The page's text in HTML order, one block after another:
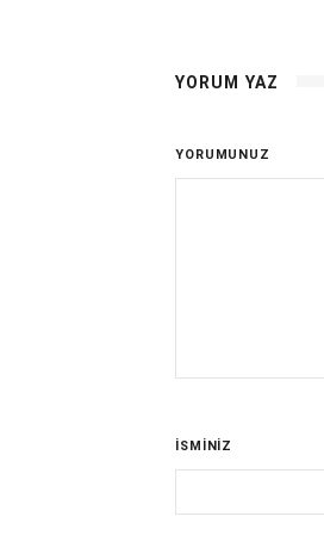
YORUM YAZ
YORUMUNUZ
İSMİNİZ